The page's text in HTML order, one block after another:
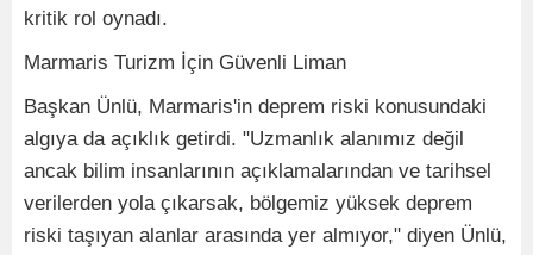
kritik rol oynadı.
Marmaris Turizm İçin Güvenli Liman
Başkan Ünlü, Marmaris'in deprem riski konusundaki
algıya da açıklık getirdi. "Uzmanlık alanımız değil
ancak bilim insanlarının açıklamalarından ve tarihsel
verilerden yola çıkarsak, bölgemiz yüksek deprem
riski taşıyan alanlar arasında yer almıyor," diyen Ünlü,